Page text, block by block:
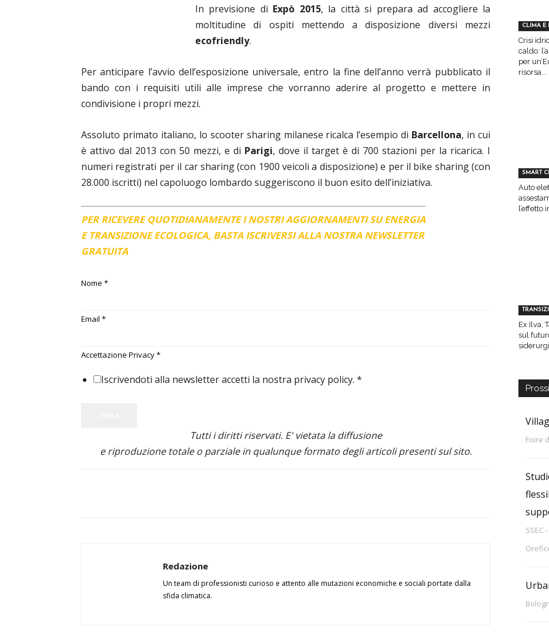
In previsione di Expò 2015, la città si prepara ad accogliere la
moltitudine di ospiti mettendo a disposizione diversi mezzi
ecofriendly.
Per anticipare l’avvio dell’esposizione universale, entro la fine dell’anno verrà pubblicato il
bando con i requisiti utili alle imprese che vorranno aderire al progetto e mettere in
condivisione i propri mezzi.
Assoluto primato italiano, lo scooter sharing milanese ricalca l’esempio di Barcellona, in cui
è attivo dal 2013 con 50 mezzi, e di Parigi, dove il target è di 700 stazioni per la ricarica. I
numeri registrati per il car sharing (con 1900 veicoli a disposizione) e per il bike sharing (con
28.000 iscritti) nel capoluogo lombardo suggeriscono il buon esito dell’iniziativa.
PER RICEVERE QUOTIDIANAMENTE I NOSTRI AGGIORNAMENTI SU ENERGIA
E TRANSIZIONE ECOLOGICA, BASTA ISCRIVERSI ALLA NOSTRA NEWSLETTER
GRATUITA
Nome *
Email *
Accettazione Privacy*
Iscrivendoti alla newsletter accetti la nostra privacy policy. *
Tutti i diritti riservati. E' vietata la diffusione
e riproduzione totale o parziale in qualunque formato degli articoli presenti sul sito.
Redazione
Un team di professionisti curioso e attento alle mutazioni economiche e sociali portate dalla
sfida climatica.
CLIMA E
Crisi
caldo:
per
risorsa...
SMART
Auto
l’effetto
Ex Ilva,
sul
Foire
SSEC